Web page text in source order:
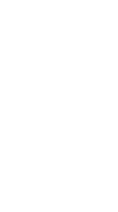
Se complicó
una jugada
balón con
confió en el
La tensión
Andreas Skov
previo con una
zurdazo que
batir al arquero